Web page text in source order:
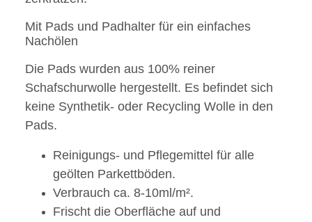
Mit Pads und Padhalter für ein einfaches
Nachölen
Die Pads wurden aus 100% reiner
Schafschurwolle hergestellt. Es befindet sich
keine Synthetik- oder Recycling Wolle in den
Pads.
Reinigungs- und Pflegemittel für alle
geölten Parkettböden.
Verbrauch ca. 8-10ml/m².
Frischt die Oberfläche auf und